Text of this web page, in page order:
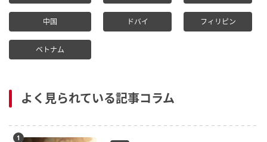
中国 ドバイ フィリピン
ベトナム
よく見られている記事コラム